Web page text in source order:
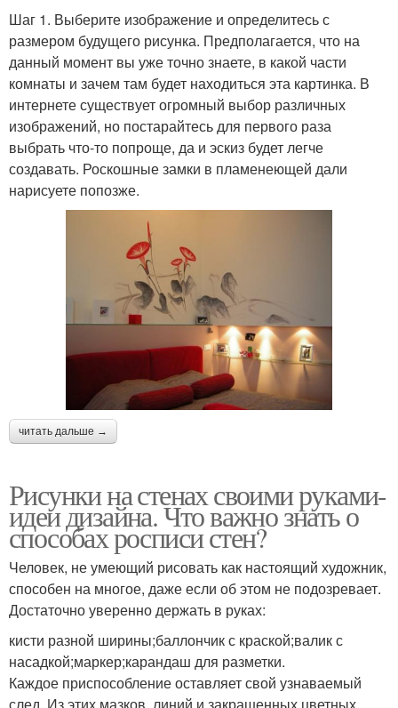
Шаг 1. Выберите изображение и определитесь с
размером будущего рисунка. Предполагается, что на
данный момент вы уже точно знаете, в какой части
комнаты и зачем там будет находиться эта картинка. В
интернете существует огромный выбор различных
изображений, но постарайтесь для первого раза
выбрать что-то попроще, да и эскиз будет легче
создавать. Роскошные замки в пламенеющей дали
нарисуете попозже.
читать дальше →
Рисунки на стенах своими руками-
идеи дизайна. Что важно знать о
способах росписи стен?
Человек, не умеющий рисовать как настоящий художник,
способен на многое, даже если об этом не подозревает.
Достаточно уверенно держать в руках:
кисти разной ширины;баллончик с краской;валик с
насадкой;маркер;карандаш для разметки.
Каждое приспособление оставляет свой узнаваемый
след. Из этих мазков, линий и закрашенных цветных